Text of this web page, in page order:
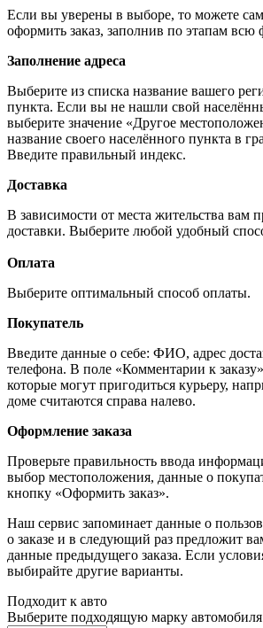
Если вы уверены в выборе, то можете
оформить заказ, заполнив по этапам всю
Заполнение адреса
Выберите из списка название вашего
пункта. Если вы не нашли свой
выберите значение «Другое
название своего населённого пункта в
Введите правильный индекс.
Доставка
В зависимости от места жительства вам
доставки. Выберите любой удобный
Оплата
Выберите оптимальный способ оплаты.
Покупатель
Введите данные о себе: ФИО, адрес
телефона. В поле «Комментарии к
которые могут пригодиться курьеру,
доме считаются справа налево.
Оформление заказа
Проверьте правильность ввода
выбор местоположения, данные о
кнопку «Оформить заказ».
Наш сервис запоминает данные о
о заказе и в следующий раз предложит
данные предыдущего заказа. Если
выбирайте другие варианты.
Подходит к авто
Выберите подходящую марку автомобиля